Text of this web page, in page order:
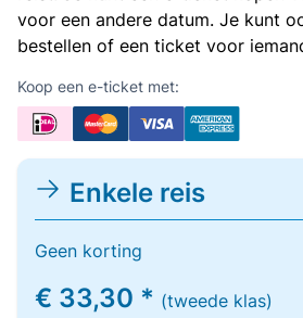
voor een andere datum. Je kunt
bestellen of een ticket voor
Koop een e-ticket met:
Enkele reis
Geen korting
€ 33,30 * (tweede klas)